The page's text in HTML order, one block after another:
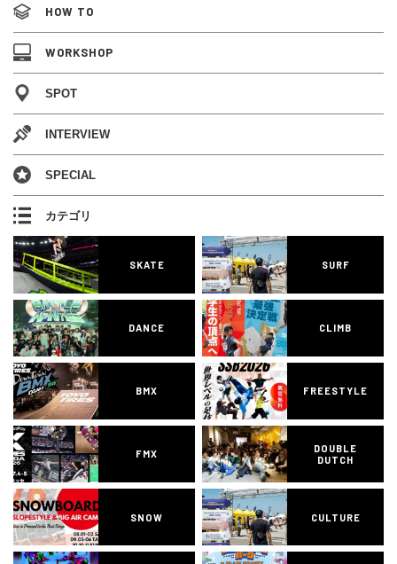
HOW TO
WORKSHOP
SPOT
INTERVIEW
SPECIAL
カテゴリ
SKATE SURF
DANCE CLIMB
BMX FREESTYLE
FMX
DOUBLE
DUTCH
SNOW CULTURE